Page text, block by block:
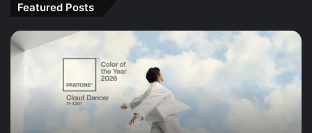
Featured Posts
PANTONE
11-
Màu